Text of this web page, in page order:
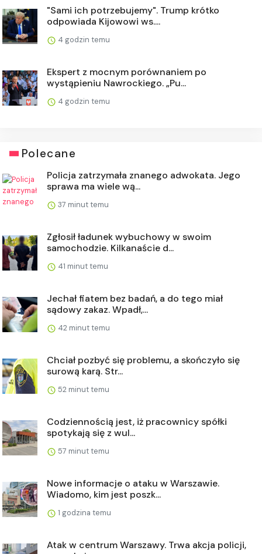
"Sami ich potrzebujemy". Trump krótko
odpowiada Kijowowi ws....
4 godzin temu
Ekspert z mocnym porównaniem po
wystąpieniu Nawrockiego. „Pu...
4 godzin temu
Polecane
Policja zatrzymała znanego adwokata. Jego
sprawa ma wiele wą...
37 minut temu
Zgłosił ładunek wybuchowy w swoim
samochodzie. Kilkanaście d...
41 minut temu
Jechał fiatem bez badań, a do tego miał
sądowy zakaz. Wpadł,...
42 minut temu
Chciał pozbyć się problemu, a skończyło się
surową karą. Str...
52 minut temu
Codziennością jest, iż pracownicy spółki
spotykają się z wul...
57 minut temu
Nowe informacje o ataku w Warszawie.
Wiadomo, kim jest poszk...
1 godzina temu
Atak w centrum Warszawy. Trwa akcja policji,